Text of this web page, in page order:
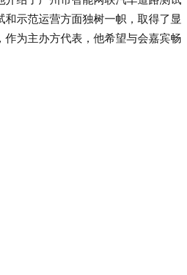
示范运营方面独树一帜，取得了显
为主办方代表，他希望与会嘉宾畅